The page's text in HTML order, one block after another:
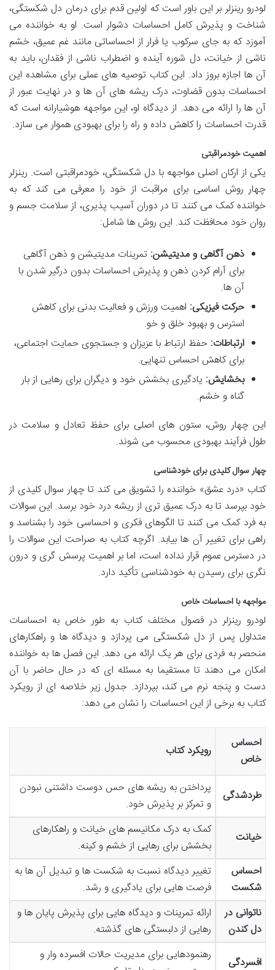
لودرو رینزلر بر این باور است که اولین قدم برای درمان دل شکستگی،
شناخت و پذیرش کامل احساسات دشوار است. او به خواننده می
آموزد که به جای سرکوب یا فرار از احساساتی مانند غم عمیق، خشم
ناشی از خیانت، دل شوره آینده و اضطراب ناشی از فقدان، باید به
آن ها اجازه بروز داد. این کتاب توصیه های عملی برای مشاهده این
احساسات بدون قضاوت، درک ریشه های آن ها و در نهایت عبور از
آن ها را ارائه می دهد. از دیدگاه او، این مواجهه هوشیارانه است که
قدرت احساسات را کاهش داده و راه را برای بهبودی هموار می سازد.
اهمیت خودمراقبتی
یکی از ارکان اصلی مواجهه با دل شکستگی، خودمراقبتی است. رینزلر
چهار روش اساسی برای مراقبت از خود را معرفی می کند که به
خواننده کمک می کنند تا در دوران آسیب پذیری، از سلامت جسم و
روان خود محافظت کند. این روش ها شامل:
ذهن آگاهی و مدیتیشن: تمرینات مدیتیشن و ذهن آگاهی
برای آرام کردن ذهن و پذیرش احساسات بدون درگیر شدن با
آن ها.
حرکت فیزیکی: اهمیت ورزش و فعالیت بدنی برای کاهش
استرس و بهبود خلق و خو.
ارتباطات: حفظ ارتباط با عزیزان و جستجوی حمایت اجتماعی،
برای کاهش احساس تنهایی.
بخشایش: یادگیری بخشش خود و دیگران برای رهایی از بار
گناه و خشم.
این چهار روش، ستون های اصلی برای حفظ تعادل و سلامت در
طول فرآیند بهبودی محسوب می شوند.
چهار سوال کلیدی برای خودشناسی
کتاب «درد عشق» خواننده را تشویق می کند تا چهار سوال کلیدی از
خود بپرسد تا به درک عمیق تری از ریشه درد خود برسد. این سوالات
به فرد کمک می کنند تا الگوهای فکری و احساسی خود را بشناسد و
راهی برای تغییر آن ها بیابد. اگرچه کتاب به صراحت این سوالات را
در دسترس عموم قرار نداده است، اما بر اهمیت پرسش گری و درون
نگری برای رسیدن به خودشناسی تأکید دارد.
مواجهه با احساسات خاص
لودرو رینزلر در فصول مختلف کتاب به طور خاص به احساسات
متداول پس از دل شکستگی می پردازد و دیدگاه ها و راهکارهای
منحصر به فردی برای هر یک ارائه می دهد. این فصل ها به خواننده
امکان می دهند تا مستقیما به مسئله ای که در حال حاضر با آن
دست و پنجه نرم می کند، بپردازد. جدول زیر خلاصه ای از رویکرد
کتاب به برخی از این احساسات را نشان می دهد:
احساس
خاص
رویکرد کتاب
طردشدگی
پرداختن به ریشه های حس دوست داشتنی نبودن
و تمرکز بر پذیرش خود.
خیانت
کمک به درک مکانیسم های خیانت و راهکارهای
بخشش برای رهایی از خشم و کینه.
احساس
شکست
تغییر دیدگاه نسبت به شکست ها و تبدیل آن ها به
فرصت هایی برای یادگیری و رشد.
ناتوانی در
دل کندن
ارائه تمرینات و دیدگاه هایی برای پذیرش پایان ها و
رهایی از دلبستگی های گذشته.
افسردگی
رهنمودهایی برای مدیریت حالات افسرده وار و